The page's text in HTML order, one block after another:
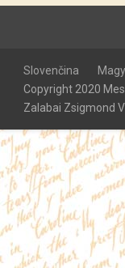
Slovenčina
Copyright 2020
Zalabai Zsigmond